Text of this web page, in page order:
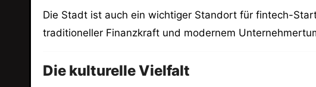
Die Stadt ist auch ein wichtiger Standort für fintech-
traditioneller Finanzkraft und modernem
Die kulturelle Vielfalt